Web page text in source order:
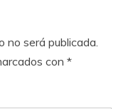
no será publicada.
con *